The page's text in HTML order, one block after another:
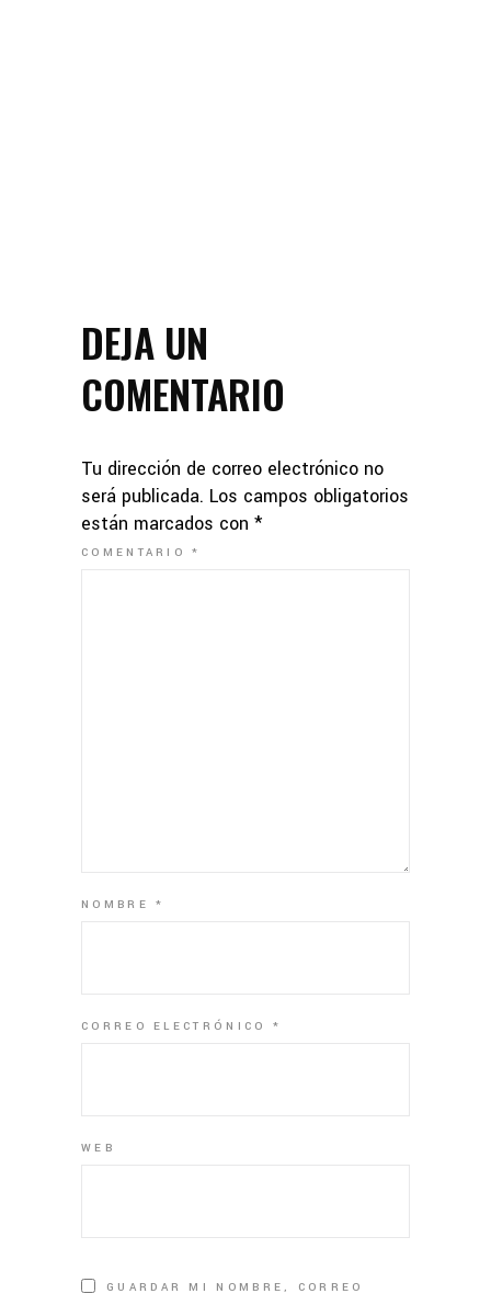
DEJA UN
COMENTARIO
Tu dirección de correo electrónico no
será publicada. Los campos obligatorios
están marcados con *
COMENTARIO*
NOMBRE*
CORREO ELECTRÓNICO *
WEB
GUARDAR MI NOMBRE, CORREO